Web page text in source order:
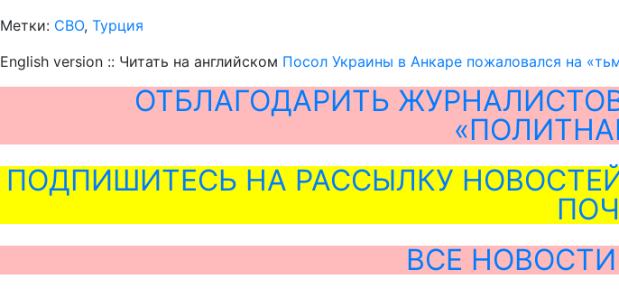
Метки: СВО, Турция
English version :: Читать на английском Посол Украины в Анкаре пожаловался на
ОТБЛАГОДАРИТЬ
ПОДПИШИТЕСЬ НА РАССЫЛКУ
ВСЕ